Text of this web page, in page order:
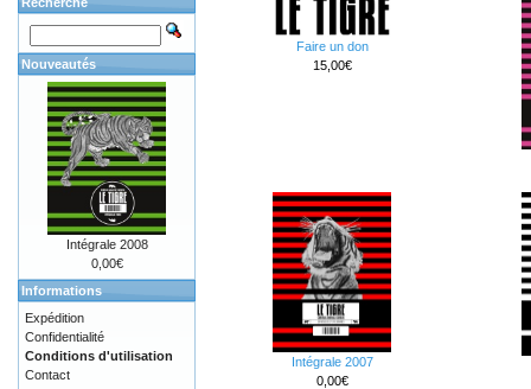
Faire un don
15,00€
Intégrale 2007
0,00€
Nouveautés
Intégrale 2008
0,00€
Informations
Expédition
Confidentialité
Conditions d'utilisation
Contact